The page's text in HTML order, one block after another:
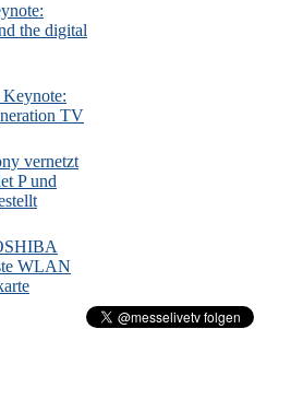
the digital
TV
vernetzt
P und
WLAN